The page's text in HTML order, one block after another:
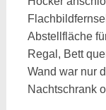
Abstellfläche
Regal, Bett
Wand war nur
Nachtschrank